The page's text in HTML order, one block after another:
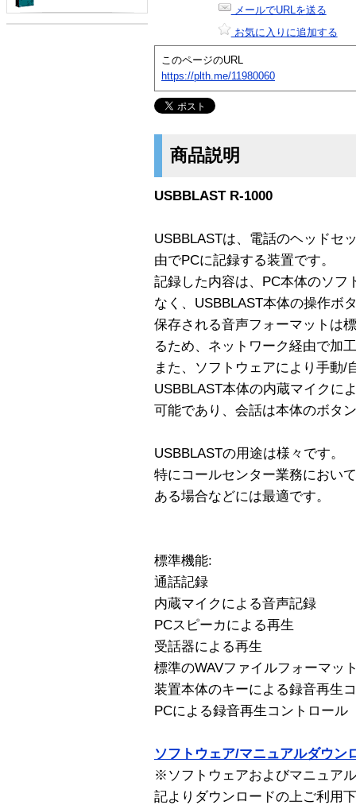
メールでURLを送る
お気に入りに追加する
このページのURL
https://plth.me/11980060
商品説明
USBBLAST R-1000
USBBLASTは、電話のヘッドセ
由でPCに記録する装置です。
記録した内容は、PC本体のソフ
なく、USBBLAST本体の操作ボ
保存される音声フォーマットは
るため、ネットワーク経由で加
また、ソフトウェアにより手動/
USBBLAST本体の内蔵マイクに
可能であり、会話は本体のボタ
USBBLASTの用途は様々です。
特にコールセンター業務におい
ある場合などには最適です。
標準機能:
通話記録
内蔵マイクによる音声記録
PCスピーカによる再生
受話器による再生
標準のWAVファイルフォーマッ
装置本体のキーによる録音再生
PCによる録音再生コントロール
ソフトウェア/マニュアルダウン
※ソフトウェアおよびマニュア
記よりダウンロードの上ご利用